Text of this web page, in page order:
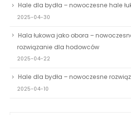
Hale dla bydła – nowoczesne hale
2025-04-30
Hala łukowa jako obora –
rozwiązanie dla hodowców
2025-04-22
Hale dla bydła – nowoczesne
2025-04-10